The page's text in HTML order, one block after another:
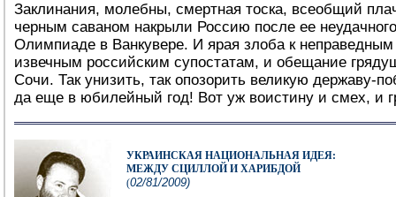
Заклинания, молебны, смертная тоска, всеобщий
черным саваном накрыли Россию после ее
Олимпиаде в Ванкувере. И ярая злоба к
извечным российским супостатам, и обещание
Сочи. Так унизить, так опозорить великую державу-
да еще в юбилейный год! Вот уж воистину и смех, и
УКРАИНСКАЯ НАЦИОНАЛЬНАЯ ИДЕЯ:
МЕЖДУ СЦИЛЛОЙ И ХАРИБДОЙ
(02/81/2009)